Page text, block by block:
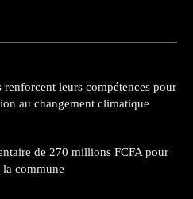
leurs compétences pour
au changement climatique
de 270 millions FCFA pour
commune